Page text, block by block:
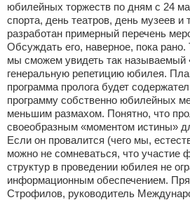
юбилейных торжеств по дням с 24
спорта, день театров, день музеев и
разработан примерный перечень
Обсуждать его, наверное, пока
мы сможем увидеть так
генеральную репетицию юбилея.
программа пролога будет
программу собственно юбилейных
меньшим размахом. Понятно, что
своеобразным «моментом истины»
Если он провалится (чего мы,
можно не сомневаться, что участие
структур в проведении юбилея не
информационным обеспечением.
Строфилов, руководитель